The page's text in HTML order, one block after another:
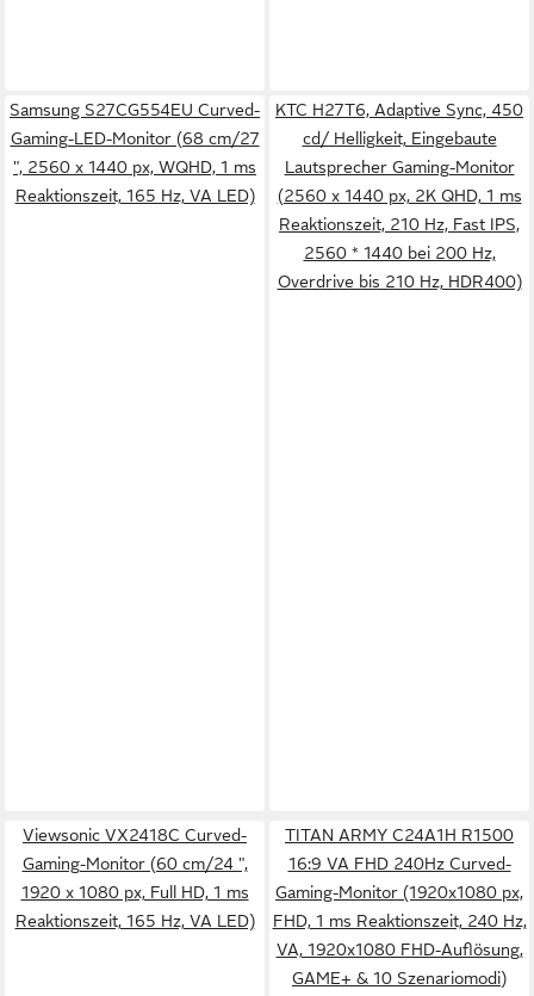
Samsung S27CG554EU Curved-
Gaming-LED-Monitor (68 cm/27
", 2560 x 1440 px, WQHD, 1 ms
Reaktionszeit, 165 Hz, VA LED)
KTC H27T6, Adaptive Sync, 450
cd/ Helligkeit, Eingebaute
Lautsprecher Gaming-Monitor
(2560 x 1440 px, 2K QHD, 1 ms
Reaktionszeit, 210 Hz, Fast IPS,
2560 * 1440 bei 200 Hz,
Overdrive bis 210 Hz, HDR400)
Viewsonic VX2418C Curved-
Gaming-Monitor (60 cm/24 ",
1920 x 1080 px, Full HD, 1 ms
Reaktionszeit, 165 Hz, VA LED)
TITAN ARMY C24A1H R1500
16:9 VA FHD 240Hz Curved-
Gaming-Monitor (1920x1080 px,
FHD, 1 ms Reaktionszeit, 240 Hz,
VA, 1920x1080 FHD-Auflösung,
GAME+ & 10 Szenariomodi)